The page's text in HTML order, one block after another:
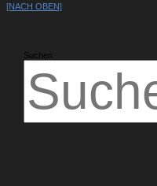
[NACH OBEN]
Suchen